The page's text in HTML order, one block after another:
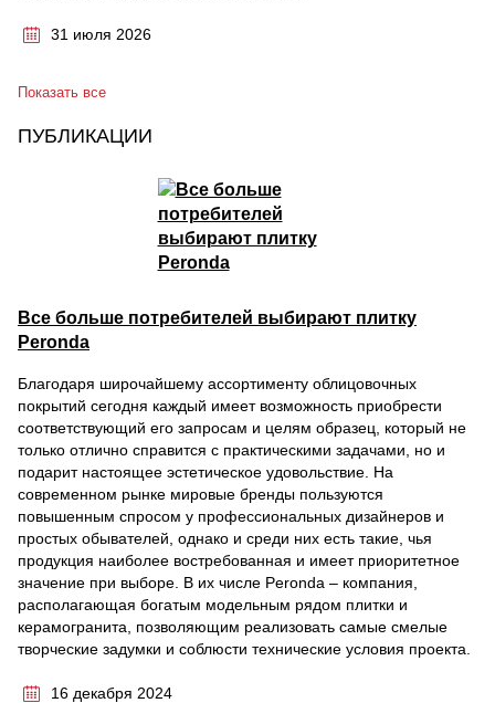
31 июля 2026
Показать все
ПУБЛИКАЦИИ
Все больше потребителей выбирают плитку
Peronda
Благодаря широчайшему ассортименту облицовочных
покрытий сегодня каждый имеет возможность приобрести
соответствующий его запросам и целям образец, который не
только отлично справится с практическими задачами, но и
подарит настоящее эстетическое удовольствие. На
современном рынке мировые бренды пользуются
повышенным спросом у профессиональных дизайнеров и
простых обывателей, однако и среди них есть такие, чья
продукция наиболее востребованная и имеет приоритетное
значение при выборе. В их числе Peronda – компания,
располагающая богатым модельным рядом плитки и
керамогранита, позволяющим реализовать самые смелые
творческие задумки и соблюсти технические условия проекта.
16 декабря 2024